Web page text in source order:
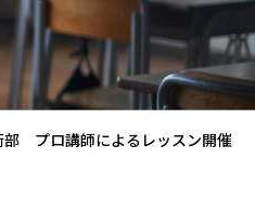
部 プロ講師によるレッスン開催